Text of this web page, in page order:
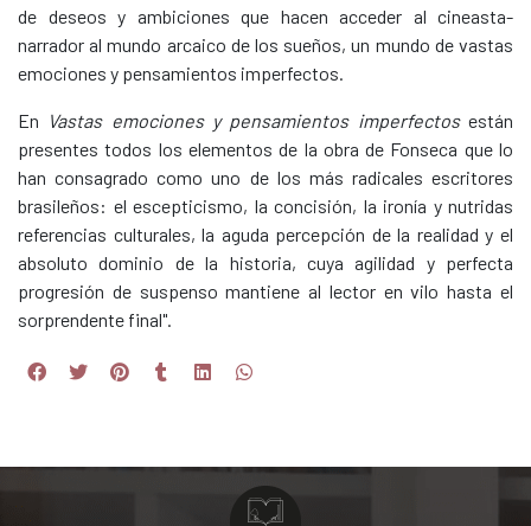
de deseos y ambiciones que hacen acceder al cineasta-
narrador al mundo arcaico de los sueños, un mundo de vastas
emociones y pensamientos imperfectos.
En Vastas emociones y pensamientos imperfectosestán
presentes todos los elementos de la obra de Fonseca que lo
han consagrado como uno de los más radicales escritores
brasileños: el escepticismo, la concisión, la ironía y nutridas
referencias culturales, la aguda percepción de la realidad y el
absoluto dominio de la historia, cuya agilidad y perfecta
progresión de suspenso mantiene al lector en vilo hasta el
sorprendente final".